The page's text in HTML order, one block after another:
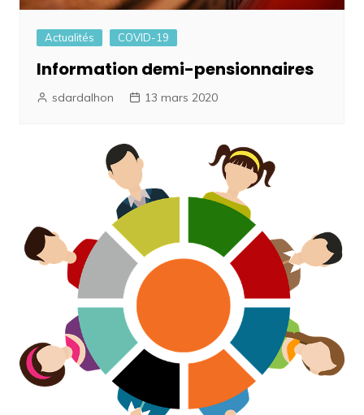
Actualités COVID-19
Information demi-pensionnaires
sdardalhon 13 mars 2020